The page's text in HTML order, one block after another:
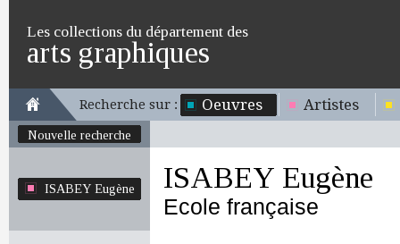
Les collections du département des
arts graphiques
Recherche sur : Oeuvres Artistes
Nouvelle recherche
ISABEY Eugène ISABEY Eugène
Ecole française